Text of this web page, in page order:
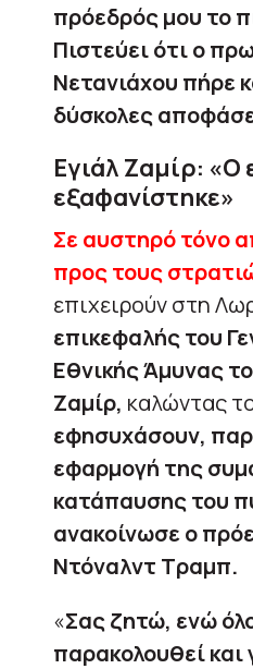
πρόεδρός μου το
Πιστεύει ότι ο
Νετανιάχου πήρε
δύσκολες
Εγιάλ Ζαμίρ: «Ο
εξαφανίστηκε»
Σε αυστηρό τόνο
προς τους
επιχειρούν στη
επικεφαλής του
Εθνικής Άμυνας
Ζαμίρ, καλώντας
εφησυχάσουν,
εφαρμογή της
κατάπαυσης του
ανακοίνωσε ο
Ντόναλντ Τραμπ.
«Σας ζητώ, ενώ
παρακολουθεί και